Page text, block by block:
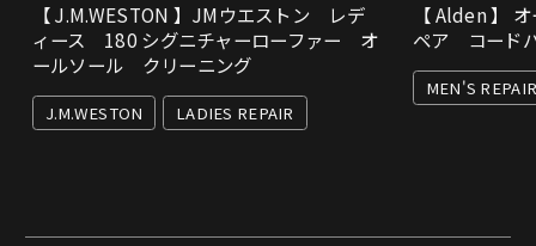
【 J.M.WESTON 】JMウエストン レデ
ィース 180 シグニチャーローファー オ
ールソール クリーニング
J.M.WESTON LADIES REPAIR
【 Alden 】
ペア コード
MEN'S